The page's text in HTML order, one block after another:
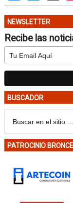
NEWSLETTER
Recibe las
BUSCADOR
PATROCINIO BRONCE